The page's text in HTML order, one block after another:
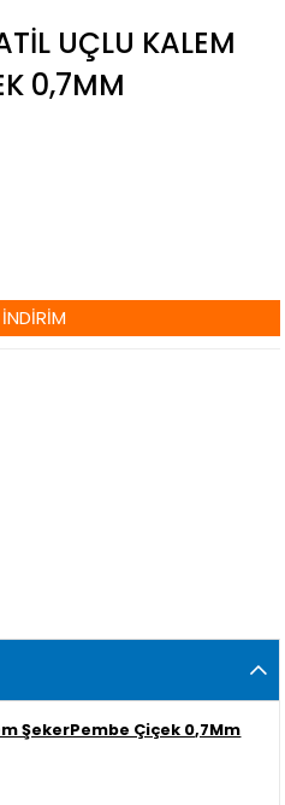
UÇLU KALEM
0,7MM
İNDIRIM
ŞekerPembe Çiçek 0,7Mm